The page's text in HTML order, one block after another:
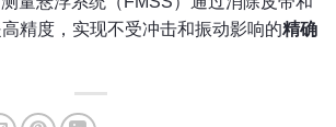
精度，实现不受冲击和振动影响的精确